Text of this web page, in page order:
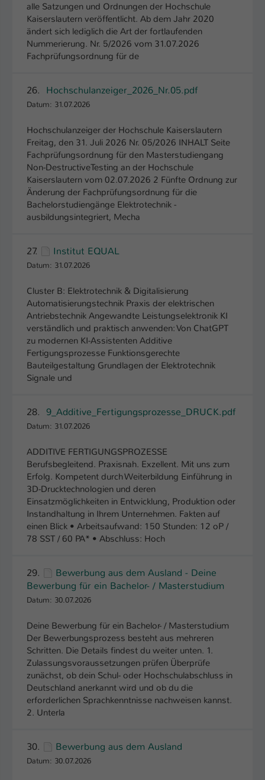
alle Satzungen und Ordnungen der Hochschule
Kaiserslautern veröffentlicht. Ab dem Jahr 2020
ändert sich lediglich die Art der fortlaufenden
Nummerierung. Nr. 5/2026 vom 31.07.2026
Fachprüfungsordnung für de
26. Hochschulanzeiger_2026_Nr.05.pdf
Datum: 31.07.2026
Hochschulanzeiger der Hochschule Kaiserslautern
Freitag, den 31. Juli 2026 Nr. 05/2026 INHALT Seite
Fachprüfungsordnung für den Masterstudiengang
Non-DestructiveTesting an der Hochschule
Kaiserslautern vom 02.07.2026 2 Fünfte Ordnung zur
Änderung der Fachprüfungsordnung für die
Bachelorstudiengänge Elektrotechnik -
ausbildungsintegriert, Mecha
27. Institut EQUAL
Datum: 31.07.2026
Cluster B: Elektrotechnik & Digitalisierung
Automatisierungstechnik Praxis der elektrischen
Antriebstechnik Angewandte Leistungselektronik KI
verständlich und praktisch anwenden: Von ChatGPT
zu modernen KI-Assistenten Additive
Fertigungsprozesse Funktionsgerechte
Bauteilgestaltung Grundlagen der Elektrotechnik
Signale und
28. 9_Additive_Fertigungsprozesse_DRUCK.pdf
Datum: 31.07.2026
ADDITIVE FERTIGUNGSPROZESSE
Berufsbegleitend. Praxisnah. Exzellent. Mit uns zum
Erfolg. Kompetent durch Weiterbildung Einführung in
3D-Drucktechnologien und deren
Einsatzmöglichkeiten in Entwicklung, Produktion oder
Instandhaltung in Ihrem Unternehmen. Fakten auf
einen Blick • Arbeitsaufwand: 150 Stunden: 12 oP /
78 SST / 60 PA* • Abschluss: Hoch
29.
Bewerbung aus dem Ausland - Deine
Bewerbung für ein Bachelor- / Masterstudium
Datum: 30.07.2026
Deine Bewerbung für ein Bachelor- / Masterstudium
Der Bewerbungsprozess besteht aus mehreren
Schritten. Die Details findest du weiter unten. 1.
Zulassungsvoraussetzungen prüfen Überprüfe
zunächst, ob dein Schul- oder Hochschulabschluss in
Deutschland anerkannt wird und ob du die
erforderlichen Sprachkenntnisse nachweisen kannst.
2. Unterla
30. Bewerbung aus dem Ausland
Datum: 30.07.2026